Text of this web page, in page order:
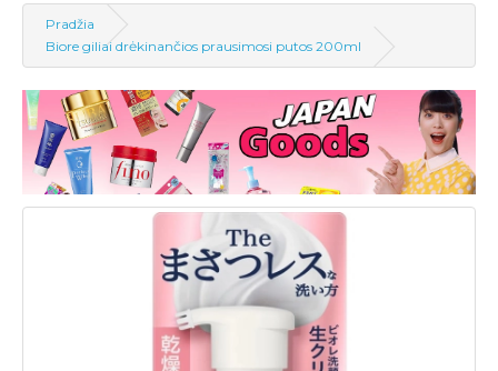
Pradžia
Biore giliai drėkinančios prausimosi putos 200ml